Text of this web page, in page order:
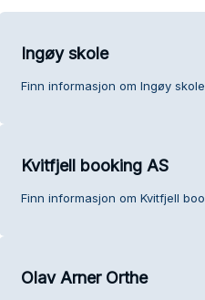
Ingøy skole
Finn informasjon om Ingøy
Kvitfjell booking AS
Finn informasjon om Kvitfjell
Olav Arner Orthe